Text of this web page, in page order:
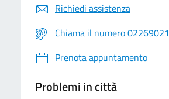
Richiedi assistenza
Chiama il numero 02269021
Prenota appuntamento
Problemi in città